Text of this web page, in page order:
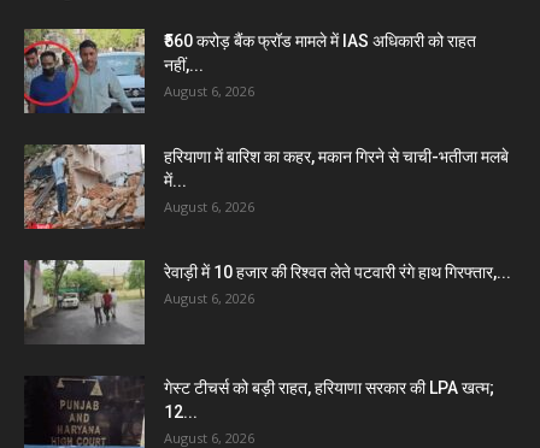
₹560 करोड़ बैंक फ्रॉड मामले में IAS अधिकारी को राहत
नहीं,...
August 6, 2026
हरियाणा में बारिश का कहर, मकान गिरने से चाची-भतीजा मलबे
में...
August 6, 2026
रेवाड़ी में 10 हजार की रिश्वत लेते पटवारी रंगे हाथ गिरफ्तार,...
August 6, 2026
गेस्ट टीचर्स को बड़ी राहत, हरियाणा सरकार की LPA खत्म;
12...
August 6, 2026